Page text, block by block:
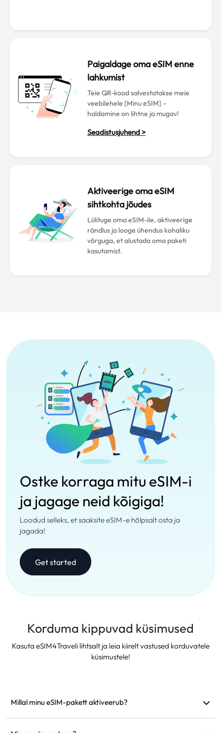
Paigaldage oma eSIM enne
lahkumist
Teie QR-kood salvestatakse meie
veebilehele [Minu eSIM] –
haldamine on lihtne ja mugav!
Seadistusjuhend >
Aktiveerige oma eSIM
sihtkohta jõudes
Lülituge oma eSIM-ile, aktiveerige
rändlus ja looge ühendus kohaliku
võrguga, et alustada oma paketi
kasutamist.
Ostke korraga mitu eSIM-i
ja jagage neid kõigiga!
Loodud selleks, et saaksite eSIM-e hõlpsalt osta ja
jagada!
Get started
Korduma kippuvad küsimused
Kasuta eSIM4Traveli lihtsalt ja leia kiirelt vastused korduvatele
küsimustele!
Millal minu eSIM-pakett aktiveerub?